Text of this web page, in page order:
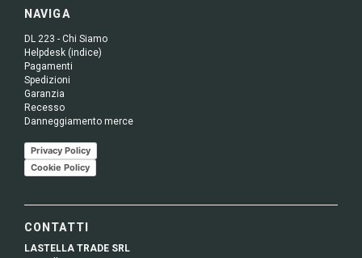
NAVIGA
DL 223 - Chi Siamo
Helpdesk (indice)
Pagamenti
Spedizioni
Garanzia
Recesso
Danneggiamento merce
Privacy Policy
Cookie Policy
CONTATTI
LASTELLA TRADE SRL